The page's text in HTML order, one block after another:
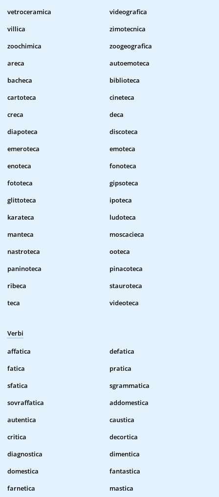
vetroceramica
videografica
villica
zimotecnica
zoochimica
zoogeografica
areca
autoemoteca
bacheca
biblioteca
cartoteca
cineteca
creca
deca
diapoteca
discoteca
emeroteca
emoteca
enoteca
fonoteca
fototeca
gipsoteca
glittoteca
ipoteca
karateca
ludoteca
manteca
moscacieca
nastroteca
ooteca
paninoteca
pinacoteca
ribeca
stauroteca
teca
videoteca
Verbi
affatica
defatica
fatica
pratica
sfatica
sgrammatica
sovraffatica
addomestica
autentica
caustica
critica
decortica
diagnostica
dimentica
domestica
fantastica
farnetica
mastica